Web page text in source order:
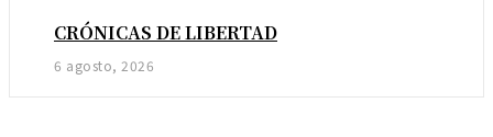
CRÓNICAS DE LIBERTAD
6 agosto, 2026